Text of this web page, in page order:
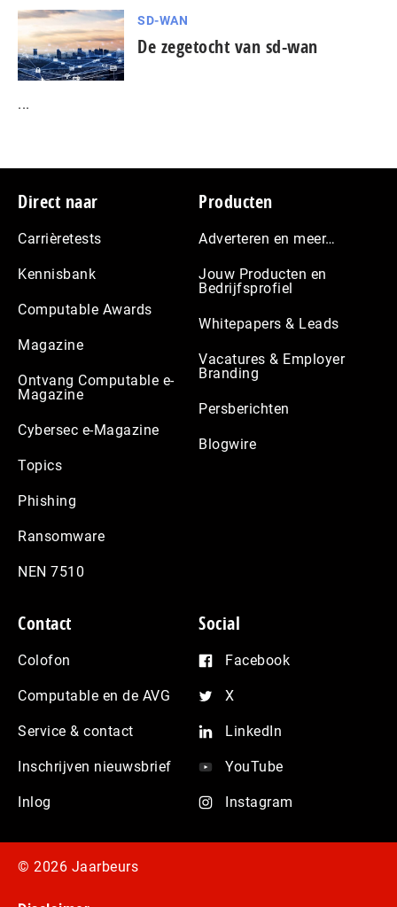
SD-WAN
De zegetocht van sd-wan
...
Footer
Direct naar
Carrièretests
Kennisbank
Computable Awards
Magazine
Ontvang Computable e-
Magazine
Cybersec e-Magazine
Topics
Phishing
Ransomware
NEN 7510
Producten
Adverteren en meer…
Jouw Producten en
Bedrijfsprofiel
Whitepapers & Leads
Vacatures & Employer
Branding
Persberichten
Blogwire
Contact
Colofon
Computable en de AVG
Service & contact
Inschrijven nieuwsbrief
Inlog
Social
Facebook
X
LinkedIn
YouTube
Instagram
© 2026 Jaarbeurs